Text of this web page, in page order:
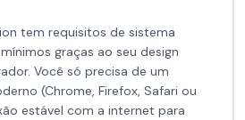
tem requisitos de sistema
graças ao seu design
Você só precisa de um
(Chrome, Firefox, Safari ou
estável com a internet para